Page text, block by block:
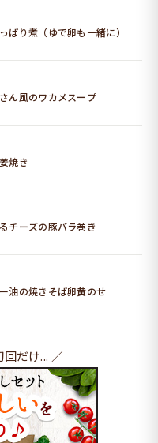
ぱり煮（ゆで卵も一緒に）
ん風のワカメスープ
焼き
チーズの豚バラ巻き
油の焼きそば卵黄のせ
だけ... ／